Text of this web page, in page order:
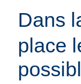
Dans
place